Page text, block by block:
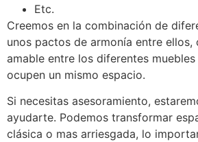
Etc.
Creemos en la combinación de
unos pactos de armonía entre ellos,
amable entre los diferentes
ocupen un mismo espacio.
Si necesitas asesoramiento,
ayudarte. Podemos transformar
clásica o mas arriesgada, lo